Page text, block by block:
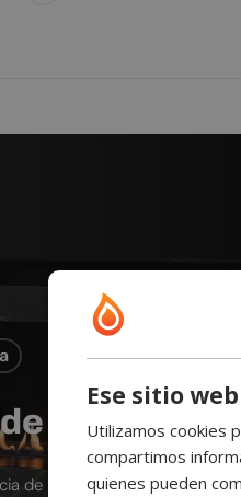
bioetanol
de las chimeneas de
Ese sitio
Utilizamos cookies
compartimos
quienes pueden